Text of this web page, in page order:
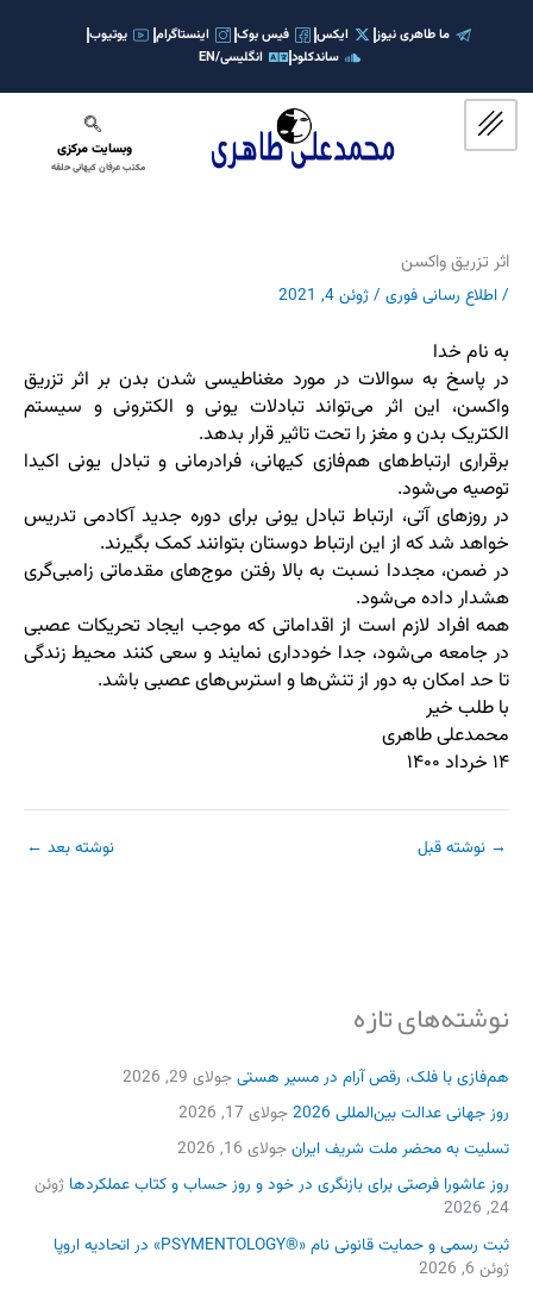
ما طاهری نیوز ایکس فیس بوک اینستاگرام
یوتیوب
ساندکلود
انگلیسی/EN
وبسایت مرکزی
مکتب عرفان کیهانی حلقه
نوشته‌های تازه
هم‌فازی با فلک، رقص آرام در مسیر هستیجولای 29, 2026
روز جهانی عدالت بین‌المللی 2026
جولای 17, 2026
تسلیت به محضر ملت شریف ایرانجولای 16, 2026
روز عاشورا فرصتی برای بازنگری در خود و روز حساب و کتاب عملکردها ژوئن
24, 2026
ثبت رسمی و حمایت قانونی نام «®PSYMENTOLOGY» در اتحادیه اروپا
ژوئن 6, 2026
اثر تزریق واکسن
/اطلاع رسانی فوری /ژوئن 4, 2021
به نام خدا
در پاسخ به سوالات در مورد مغناطیسی شدن بدن بر اثر تزریق
واکسن، این اثر می‌تواند تبادلات یونی و الکترونی و سیستم
الکتریک بدن و مغز را تحت تاثیر قرار بدهد.
برقراری ارتباط‌های هم‌فازی کیهانی، فرادرمانی و تبادل یونی اکیدا
توصیه می‌شود.
در روزهای آتی، ارتباط تبادل یونی برای دوره جدید آکادمی تدریس
خواهد شد که از این ارتباط دوستان بتوانند کمک بگیرند.
در ضمن، مجددا نسبت به بالا رفتن موج‌های مقدماتی زامبی‌گری
هشدار داده می‌شود.
همه افراد لازم است از اقداماتی که موجب ایجاد تحریکات عصبی
در جامعه می‌شود، جدا خودداری نمایند و سعی کنند محیط زندگی
تا حد امکان به دور از تنش‌ها و استرس‌های عصبی باشد.
با طلب خیر
محمدعلی طاهری
۱۴ خرداد ۱۴۰۰
→ نوشته قبل نوشته بعد ←